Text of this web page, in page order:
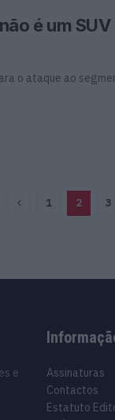
é um SUV
o ataque ao
1 2 3
e
Assinaturas
Contactos
Estatuto